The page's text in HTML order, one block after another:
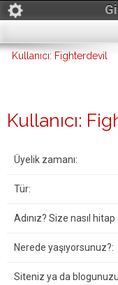
Kullanıcı: Fighterdevil
Kullanıcı:
Üyelik zamanı:
Tür:
Adınız? Size nasıl
Nerede yaşıyorsunuz?:
Siteniz ya da